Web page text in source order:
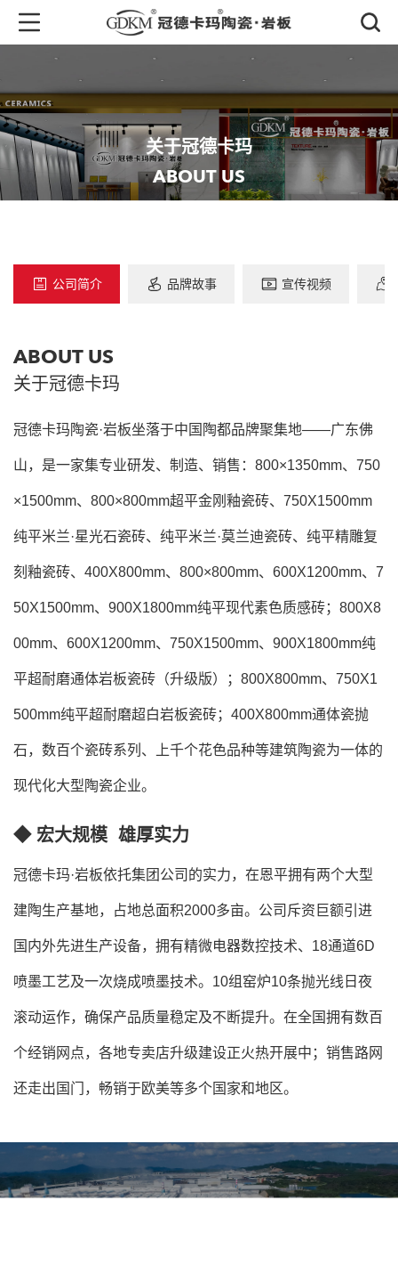
关于冠德卡玛
ABOUT US
公司简介 品牌故事 宣传视频
ABOUT US
关于冠德卡玛
冠德卡玛陶瓷·岩板坐落于中国陶都品牌聚集地——广东佛
山，是一家集专业研发、制造、销售：800×1350mm、750
×1500mm、800×800mm超平金刚釉瓷砖、750X1500mm
纯平米兰·星光石瓷砖、纯平米兰·莫兰迪瓷砖、纯平精雕复
刻釉瓷砖、400X800mm、800×800mm、600X1200mm、7
50X1500mm、900X1800mm纯平现代素色质感砖；800X8
00mm、600X1200mm、750X1500mm、900X1800mm纯
平超耐磨通体岩板瓷砖（升级版）；800X800mm、750X1
500mm纯平超耐磨超白岩板瓷砖；400X800mm通体瓷抛
石，数百个瓷砖系列、上千个花色品种等建筑陶瓷为一体的
现代化大型陶瓷企业。
◆ 宏大规模 雄厚实力
冠德卡玛·岩板依托集团公司的实力，在恩平拥有两个大型
建陶生产基地，占地总面积2000多亩。公司斥资巨额引进
国内外先进生产设备，拥有精微电器数控技术、18通道6D
喷墨工艺及一次烧成喷墨技术。10组窑炉10条抛光线日夜
滚动运作，确保产品质量稳定及不断提升。在全国拥有数百
个经销网点，各地专卖店升级建设正火热开展中；销售路网
还走出国门，畅销于欧美等多个国家和地区。